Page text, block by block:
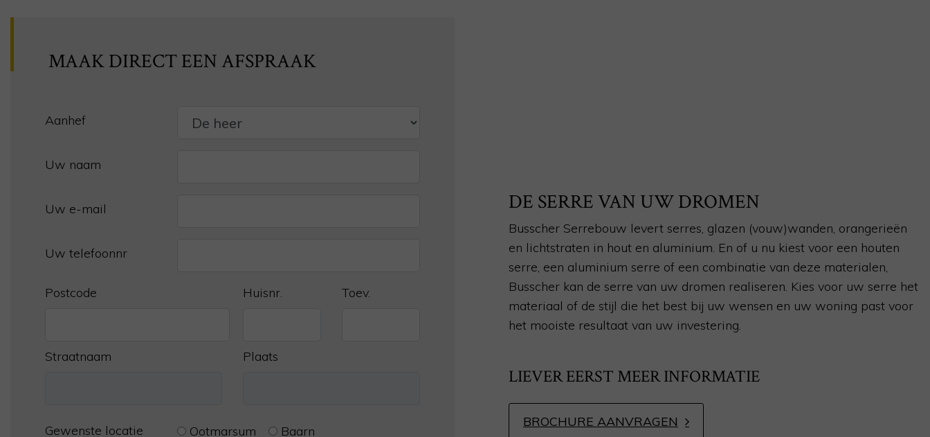
MAAK DIRECT EEN AFSPRAAK
Aanhef
Uw naam
Uw e-mail
Uw telefoonnr
Postcode Huisnr. Toev.
Straatnaam Plaats
Gewenste locatie Ootmarsum Baarn
DE SERRE VAN UW DROMEN
Busscher Serrebouw levert serres, glazen (vouw)wanden, orangerieën
en lichtstraten in hout en aluminium. En of u nu kiest voor een houten
serre, een aluminium serre of een combinatie van deze materialen,
Busscher kan de serre van uw dromen realiseren. Kies voor uw serre het
materiaal of de stijl die het best bij uw wensen en uw woning past voor
het mooiste resultaat van uw investering.
LIEVER EERST MEER INFORMATIE
BROCHURE AANVRAGEN